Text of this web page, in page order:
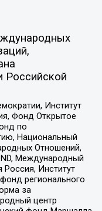
Российской
Институт
Фонд Открытое
по
Национальный
Отношений,
Международный
Россия, Институт
регионального
за
центр